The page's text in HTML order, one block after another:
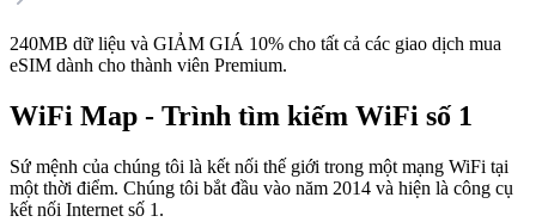
240MB dữ liệu và GIẢM GIÁ 10% cho tất cả các giao dịch mua
eSIM dành cho thành viên Premium.
WiFi Map - Trình tìm kiếm WiFi số 1
Sứ mệnh của chúng tôi là kết nối thế giới trong một mạng WiFi tại
một thời điểm. Chúng tôi bắt đầu vào năm 2014 và hiện là công cụ
kết nối Internet số 1.